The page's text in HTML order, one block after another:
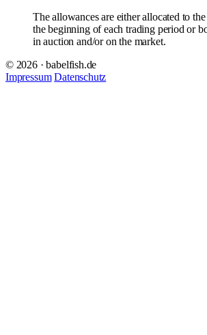
The allowances are either allocated to
the beginning of each trading period or
in auction and/or on the market.
© 2026 · babelfish.de
Impressum Datenschutz